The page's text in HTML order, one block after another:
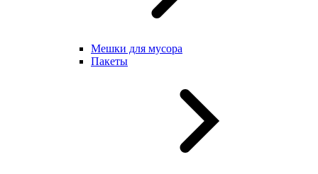
Мешки для мусора
Пакеты